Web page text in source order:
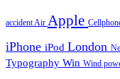
accident Air Apple
iPhone iPod London
Typography Win Wind